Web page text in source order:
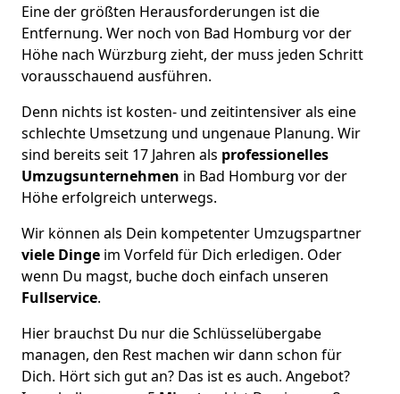
Eine der größten Herausforderungen ist die
Entfernung. Wer noch von Bad Homburg vor der
Höhe nach Würzburg zieht, der muss jeden Schritt
vorausschauend ausführen.
Denn nichts ist kosten- und zeitintensiver als eine
schlechte Umsetzung und ungenaue Planung. Wir
sind bereits seit 17 Jahren als professionelles
Umzugsunternehmen in Bad Homburg vor der
Höhe erfolgreich unterwegs.
Wir können als Dein kompetenter Umzugspartner
viele Dinge im Vorfeld für Dich erledigen. Oder
wenn Du magst, buche doch einfach unseren
Fullservice.
Hier brauchst Du nur die Schlüsselübergabe
managen, den Rest machen wir dann schon für
Dich. Hört sich gut an? Das ist es auch. Angebot?